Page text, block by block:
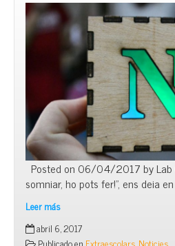
Posted on 06/04/2017 by
somniar, ho pots fer!”, ens deia
Leer más
LABCLUB
a abril 6, 2017